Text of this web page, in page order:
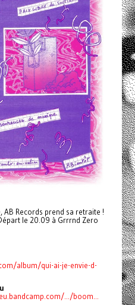
AB Records prend sa retraite !
le 20.09 à Grrrnd Zero
album/qui-ai-je-envie-d-
.../boom...